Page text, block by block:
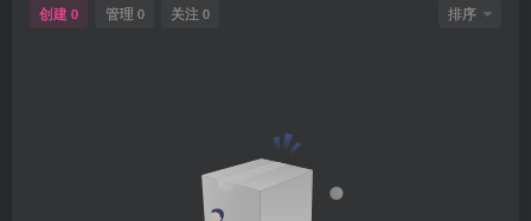
创建 0 管理 0 关注 0 排序